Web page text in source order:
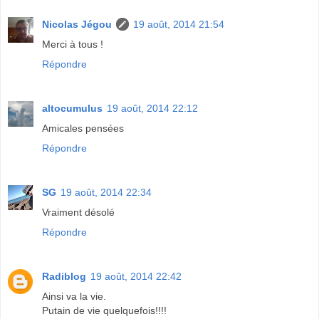
Nicolas Jégou
19 août, 2014 21:54
Merci à tous !
Répondre
altocumulus 19 août, 2014 22:12
Amicales pensées
Répondre
SG 19 août, 2014 22:34
Vraiment désolé
Répondre
Radiblog 19 août, 2014 22:42
Ainsi va la vie.
Putain de vie quelquefois!!!!